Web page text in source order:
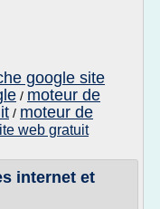
google site
/ moteur de
/ moteur de
web gratuit
internet et